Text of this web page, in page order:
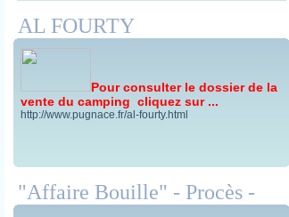
AL FOURTY
Pour consulter le dossier de la
vente du camping cliquez sur ...
http://www.pugnace.fr/al-fourty.html
"Affaire Bouille" - Procès -